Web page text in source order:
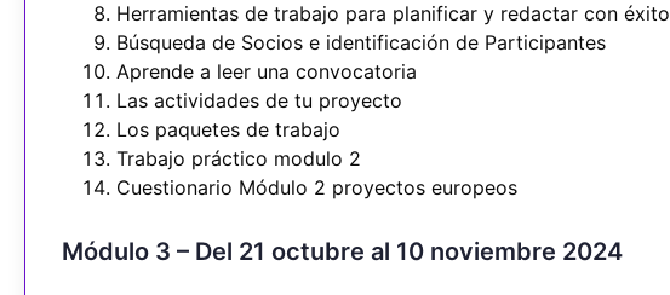
Herramientas de trabajo para planificar y redactar con éxito
Búsqueda de Socios e identificación de Participantes
Aprende a leer una convocatoria
Las actividades de tu proyecto
Los paquetes de trabajo
Trabajo práctico modulo 2
Cuestionario Módulo 2 proyectos europeos
Módulo 3 – Del 21 octubre al 10 noviembre 2024